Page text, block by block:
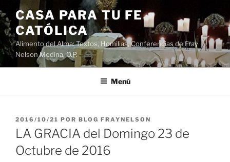
Saltar
al
contenido
CASA PARA TU FE
CATÓLICA
Alimento del Alma: Textos, Homilias, Conferencias de Fray
Nelson Medina, O.P.
Menú
PUBLICADO
EL
2016/10/21 POR BLOG FRAYNELSON
LA GRACIA del Domingo 23 de
Octubre de 2016